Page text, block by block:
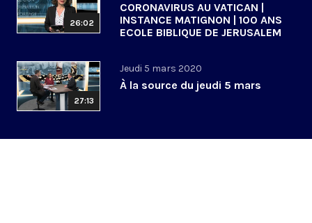
26:02
CORONAVIRUS AU VATICAN |
INSTANCE MATIGNON | 100 ANS
ECOLE BIBLIQUE DE JERUSALEM
27:13
Jeudi 5 mars 2020
À la source du jeudi 5 mars